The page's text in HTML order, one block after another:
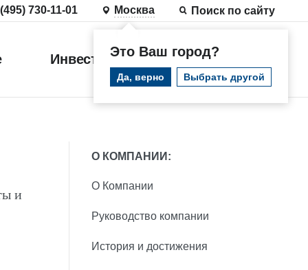
730-11-01 Москва
Это Ваш город?
Да, верно Выбрать другой
Поиск по сайту
Инвестиции
и
О КОМПАНИИ:
О Компании
Руководство компании
История и достижения